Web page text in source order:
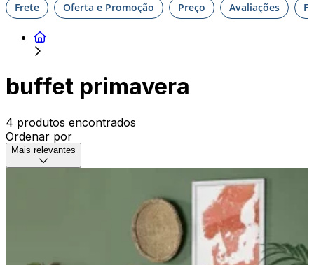
Frete Oferta e Promoção Preço Avaliações
buffet primavera
4 produtos encontrados
Ordenar por
Mais relevantes